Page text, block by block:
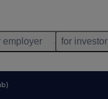
employer for investor